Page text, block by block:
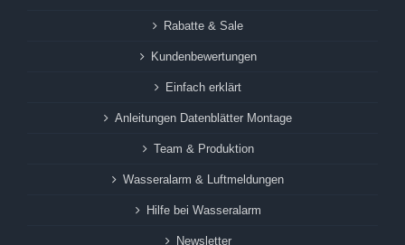
Rabatte & Sale
Kundenbewertungen
Einfach erklärt
Anleitungen Datenblätter Montage
Team & Produktion
Wasseralarm & Luftmeldungen
Hilfe bei Wasseralarm
Newsletter